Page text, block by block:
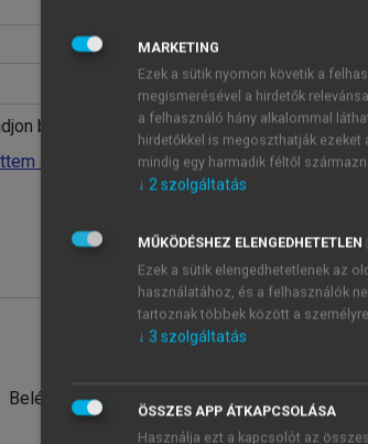
belépve
a jelszavamat
Belépés intézményi azonosítóval
MARKETING
Ezek a sütik nyomon követik a
megismerésével a hirdetők
a felhasználó hány alkalommal
hirdetőkkel is megoszthatják
mindig egy harmadik féltől
↓ 2szolgáltatás
MŰKÖDÉSHEZ ELENGEDHETETLEN
Ezek a sütik elengedhetetlenek az
használatához, és a felhasználók
tartoznak többek között a
↓ 3 szolgáltatás
ÖSSZES APP ÁTKAPCSOLÁSA
Használja ezt a kapcsolót az